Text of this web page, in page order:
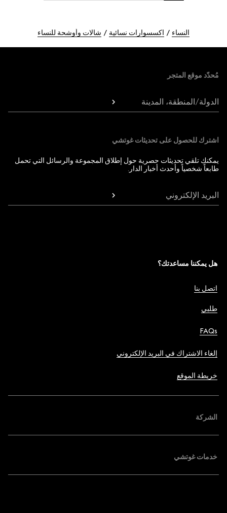
النساء اكسسوارات نسائية شالات وأوشحة للنساء
مُحدّد موقع المتجر
الدولة/المنطقة، المدينة
اشترك للحصول على تحديثات غوتشي
يمكنك تلقي تحديثات حصرية حول إطلاق المجموعة والرسائل التي تحمل
طابعاً شخصياً وأحدث أخبار الدار.
البريد الإلكتروني
هل يمكننا مساعدتك؟
اتصل بنا
طلبي
FAQs
إلغاء الاشتراك في البريد الإلكتروني
خريطة الموقع
الشركة
خدمات غوتشي